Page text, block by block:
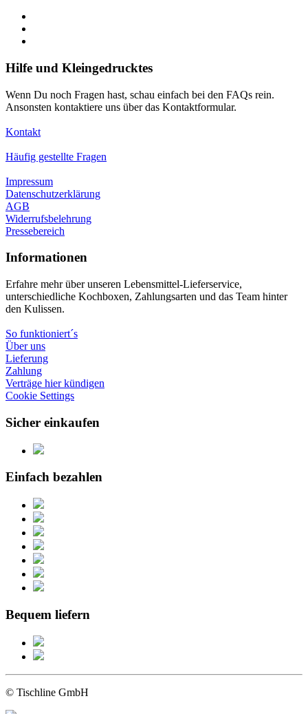
Hilfe und Kleingedrucktes
Wenn Du noch Fragen hast, schau einfach bei den FAQs rein.
Ansonsten kontaktiere uns über das Kontaktformular.
Kontakt
Häufig gestellte Fragen
Impressum
Datenschutzerklärung
AGB
Widerrufsbelehrung
Pressebereich
Informationen
Erfahre mehr über unseren Lebensmittel-Lieferservice,
unterschiedliche Kochboxen, Zahlungsarten und das Team hinter
den Kulissen.
So funktioniert´s
Über uns
Lieferung
Zahlung
Verträge hier kündigen
Cookie Settings
Sicher einkaufen
Einfach bezahlen
Bequem liefern
© Tischline GmbH